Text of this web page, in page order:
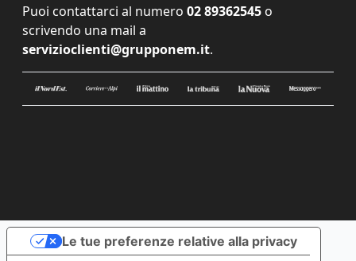
Puoi contattarci al numero 02 89362545 o
scrivendo una mail a
servizioclienti@grupponem.it.
Le tue preferenze relative alla privacy